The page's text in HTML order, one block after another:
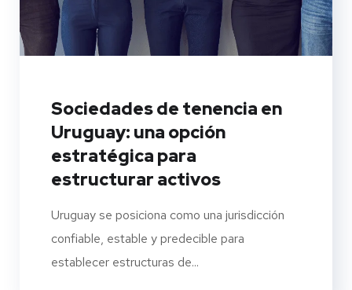
Sociedades de tenencia en
Uruguay: una opción
estratégica para
estructurar activos
Uruguay se posiciona como una jurisdicción
confiable, estable y predecible para
establecer estructuras de...